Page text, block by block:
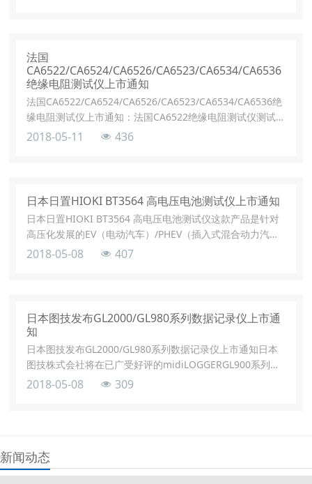
变频器，以此提高高频率噪音的消除效率
法国
CA6522/CA6524/CA6526/CA6523/CA6534/CA6536
绝缘电阻测试仪上市通知
法国CA6522/CA6524/CA6526/CA6523/CA6534/CA6536绝
缘电阻测试仪上市通知：法国CA6522绝缘电阻测试仪测试
电压：250-500-1,000V，量程：40GΩ手动 / 锁定 / 时间模
2018-05-11 436
日本日置HIOKI BT3564 高电压电池测试仪上市通知
日本日置HIOKI BT3564 高电压电池测试仪这款产品是针对
高压化发展的EV（电动汽车）/PHEV（插入式混合动力汽
车），适用于电池组或住宅用蓄电池等出货、收货检查时的
2018-05-08 407
日本图技发布GL2000/GL980系列数据记录仪上市通
知
日本图技发布GL2000/GL980系列数据记录仪上市通知日本
图技株式会社将在已广受好评的midiLOGGERGL900系列数
据记录仪的基础上，推出相对在高电压测量上安全性更高的
2018-05-08 309
新闻动态